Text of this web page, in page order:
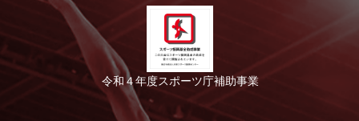
令和４年度スポーツ庁補助事業